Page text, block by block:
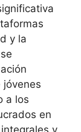
y la
a los
en
y